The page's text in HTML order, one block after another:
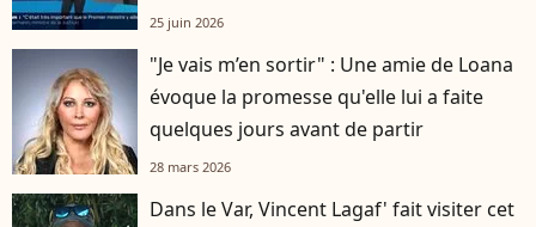
25 juin 2026
"Je vais m’en sortir" : Une amie de Loana
évoque la promesse qu'elle lui a faite
quelques jours avant de partir
28 mars 2026
Dans le Var, Vincent Lagaf' fait visiter cet